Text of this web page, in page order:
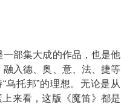
部集大成的作品，也是他
入德、奥、意、法、捷等
乌托邦”的理想。无论是从
来看，这版《魔笛》都是